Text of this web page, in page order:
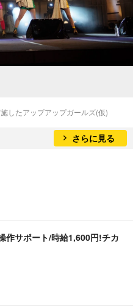
したアップアップガールズ(仮)
さらに見る
作サポート/時給1,600円!チカ